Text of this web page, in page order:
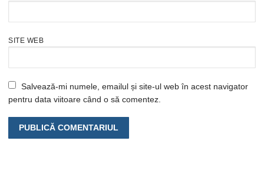
SITE WEB
Salvează-mi numele, emailul și site-ul web în acest navigator
pentru data viitoare când o să comentez.